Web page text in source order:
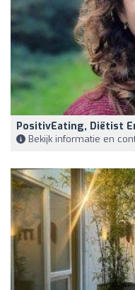
PositivEating, Diëtist
Bekijk informatie en